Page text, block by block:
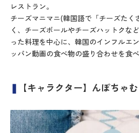
レストラン。
チーズマニマニ(韓国語で「チーズたく
く、チーズボールやチーズハットクな
った料理を中心に、韓国のインフルエ
ッパン動画の食べ物の盛り合わせを食
❚ 【キャラクター】んぽちゃむ